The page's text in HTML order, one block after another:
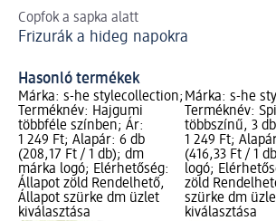
Copfok a sapka alatt
Frizurák a hideg napokra
Hasonló termékek
Márka: s-he stylecollection;
Terméknév: Hajgumi
többféle színben; Ár:
1 249 Ft; Alapár: 6 db
(208,17 Ft / 1 db); dm
márka logó; Elérhetőség:
Állapot zöld Rendelhető,
Állapot szürke dm üzlet
kiválasztása
Márka: s-he
Terméknév:
többszínű, 3
1 249 Ft;
(416,33 Ft / 1
logó;
zöld
szürke dm
kiválasztása